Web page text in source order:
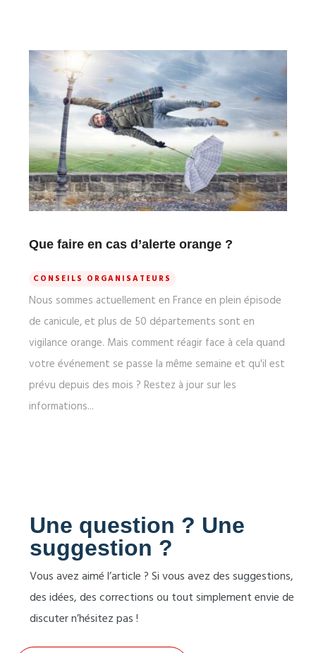
Que faire en cas d’alerte orange ?
CONSEILS ORGANISATEURS
Nous sommes actuellement en France en plein épisode
de canicule, et plus de 50 départements sont en
vigilance orange. Mais comment réagir face à cela quand
votre événement se passe la même semaine et qu'il est
prévu depuis des mois ? Restez à jour sur les
informations...
Une question ? Une
suggestion ?
Vous avez aimé l’article ? Si vous avez des suggestions,
des idées, des corrections ou tout simplement envie de
discuter n’hésitez pas !